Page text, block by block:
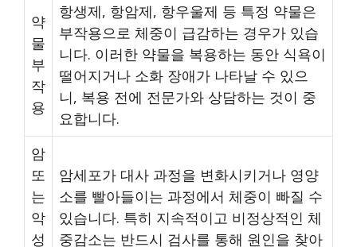
약
물
부
작
용
항생제, 항암제, 항우울제 등 특정 약물은
부작용으로 체중이 급감하는 경우가 있습
니다. 이러한 약물을 복용하는 동안 식욕이
떨어지거나 소화 장애가 나타날 수 있으
니, 복용 전에 전문가와 상담하는 것이 중
요합니다.
암
또
는
악
성
암세포가 대사 과정을 변화시키거나 영양
소를 빨아들이는 과정에서 체중이 빠질 수
있습니다. 특히 지속적이고 비정상적인 체
중감소는 반드시 검사를 통해 원인을 찾아